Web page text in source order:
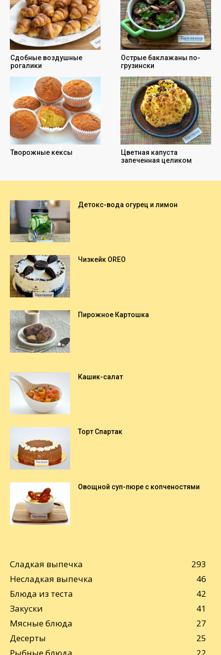
Детокс-вода огурец и лимон
Чизкейк OREO
Пирожное Картошка
Кашик-салат
Торт Спартак
Овощной суп-пюре с копченостями
Сладкая выпечка
293
Несладкая выпечка
46
Блюда из теста
42
Закуски
41
Мясные блюда
27
Десерты
25
Рыбные блюда
22